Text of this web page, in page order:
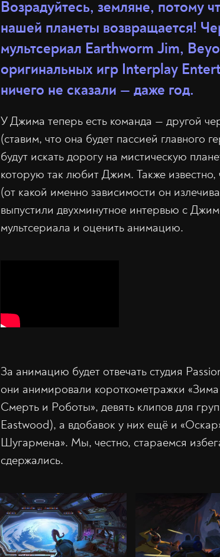
Возрадуйтесь, земляне, потому
нашей планеты возвращается!
мультсериал Earthworm Jim,
оригинальных игр Interplay
ничего не сказали — даже год.
У Джима теперь есть команда — другой
(ставим, что она будет пассией
будут искать дорогу на мистическую
которую так любит Джим. Также
(от какой именно зависимости он
выпустили двухминутное интервью с
мультсериала и оценить анимацию.
За анимацию будет отвечать студия
они анимировали короткометражки
Смерть и Роботы», девять клипов для
Eastwood), а вдобавок у них ещё и
Шугармена». Мы, честно, стараемся
сдержались.